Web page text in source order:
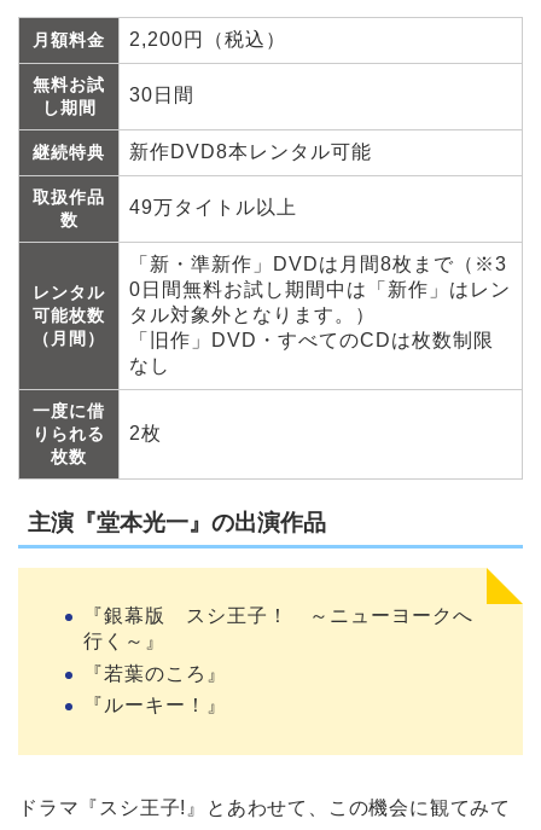
月額料金 2,200円（税込）
無料お試
し期間
30日間
継続特典 新作DVD8本レンタル可能
取扱作品
数
49万タイトル以上
レンタル
可能枚数
（月間）
「新・準新作」DVDは月間8枚まで（※3
0日間無料お試し期間中は「新作」はレン
タル対象外となります。）
「旧作」DVD・すべてのCDは枚数制限
なし
一度に借
りられる
枚数
2枚
主演『堂本光一』の出演作品
『銀幕版 スシ王子！ ～ニューヨークへ
行く～』
『若葉のころ』
『ルーキー！』
ドラマ『スシ王子!』とあわせて、この機会に観てみて